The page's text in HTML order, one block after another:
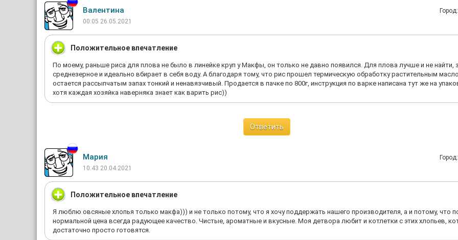
Валентина
00:05 26.05.2021
Положительное впечатление
По моему, раньше риса для плова не было в линейке круп у Макфы, он только не давно появился. Для плова лучше и не найти,
среднезерное и идеально вбирает в себя воду. А благодаря тому, что рис прошел термическую обработку растительным
остается рассыпчатым запах тонкий и ненавязчивый. Продается в пачке по 800г, инструкция по варке написана тут же на
хотя каждая хозяйка наверняка знает как варить рис))
Ответить
Мария
10:43 20.04.2021
Положительное впечатление
Я люблю овсяные хлопья только макфа))) и не только потому, что я хочу поддержать нашего производителя, а и потому, что
нормальной цена всегда радующее качество. Чистые, ароматные и вкусные. Моя детвора любит и котлетки с этих хлопьев,
достаточно просто готовятся.